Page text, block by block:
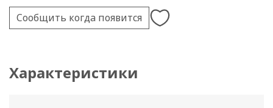
Сообщить когда появится
Характеристики